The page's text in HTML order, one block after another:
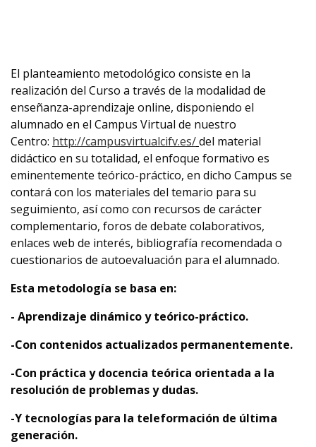
El planteamiento metodológico consiste en la
realización del Curso a través de la modalidad de
enseñanza-aprendizaje online, disponiendo el
alumnado en el Campus Virtual de nuestro
Centro: http://campusvirtualcifv.es/del material
didáctico en su totalidad, el enfoque formativo es
eminentemente teórico-práctico, en dicho Campus se
contará con los materiales del temario para su
seguimiento, así como con recursos de carácter
complementario, foros de debate colaborativos,
enlaces web de interés, bibliografía recomendada o
cuestionarios de autoevaluación para el alumnado.
Esta metodología se basa en:
- Aprendizaje dinámico y teórico-práctico.
-Con contenidos actualizados permanentemente.
-Con práctica y docencia teórica orientada a la
resolución de problemas y dudas.
-Y tecnologías para la teleformación de última
generación.